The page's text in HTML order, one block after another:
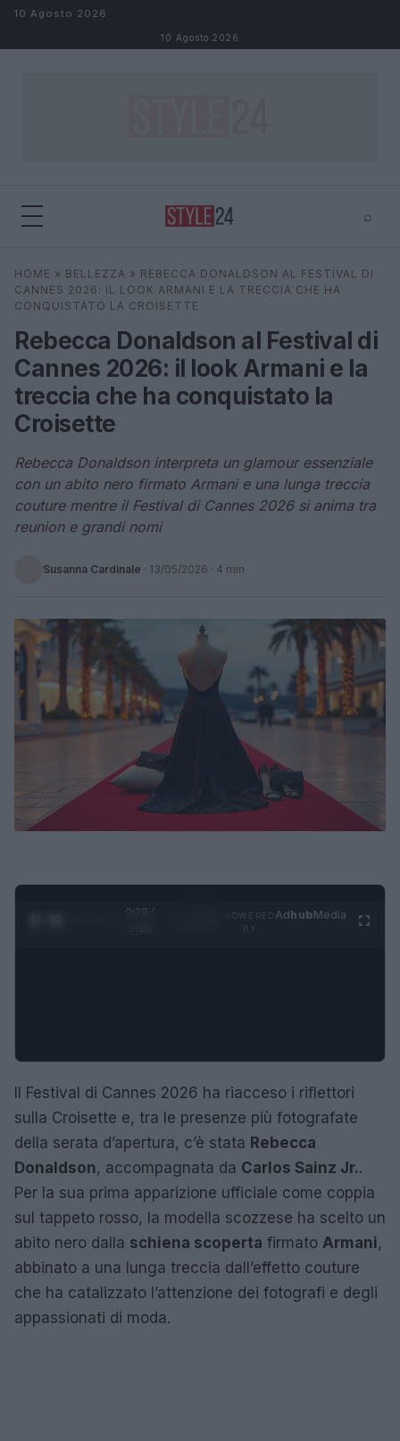
Salta al contenuto
10 Agosto 2026
10 Agosto 2026
⌕
Cerca ⌕ ×
HOME » BELLEZZA » REBECCA DONALDSON AL FESTIVAL DI
CANNES 2026: IL LOOK ARMANI E LA TRECCIA CHE HA
CONQUISTATO LA CROISETTE
Rebecca Donaldson al Festival di
Cannes 2026: il look Armani e la
treccia che ha conquistato la
Croisette
Rebecca Donaldson interpreta un glamour essenziale
con un abito nero firmato Armani e una lunga treccia
couture mentre il Festival di Cannes 2026 si anima tra
reunion e grandi nomi
Susanna Cardinale · 13/05/2026 · 4 min
0:29 /
AdhubMedia
Il Festival di Cannes 2026 ha riacceso i riflettori
sulla Croisette e, tra le presenze più fotografate
della serata d’apertura, c’è stata Rebecca
Donaldson, accompagnata da Carlos Sainz Jr..
Per la sua prima apparizione ufficiale come coppia
sul tappeto rosso, la modella scozzese ha scelto un
abito nero dalla schiena scoperta firmato Armani,
abbinato a una lunga treccia dall’effetto couture
che ha catalizzato l’attenzione dei fotografi e degli
appassionati di moda.